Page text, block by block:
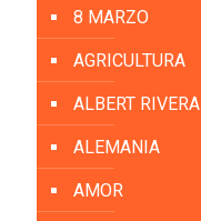
8 MARZO
AGRICULTURA
ALBERT RIVERA
ALEMANIA
AMOR